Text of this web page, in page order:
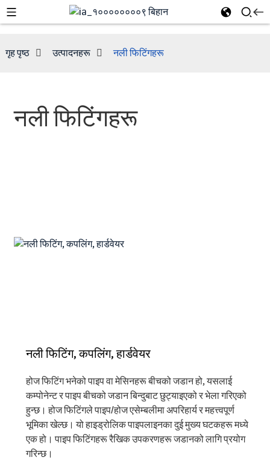
गृह पृष्ठ उत्पादनहरू नली फिटिंगहरू
नली फिटिंगहरू
नली फिटिंग, कपलिंग, हार्डवेयर
होज फिटिंग भनेको पाइप वा मेसिनहरू बीचको जडान हो, यसलाई
कम्पोनेन्ट र पाइप बीचको जडान बिन्दुबाट छुट्याइएको र भेला गरिएको
हुन्छ। होज फिटिंगले पाइप/होज एसेम्बलीमा अपरिहार्य र महत्त्वपूर्ण
भूमिका खेल्छ। यो हाइड्रोलिक पाइपलाइनका दुई मुख्य घटकहरू मध्ये
एक हो। पाइप फिटिंगहरू रैखिक उपकरणहरू जडानको लागि प्रयोग
गरिन्छ।